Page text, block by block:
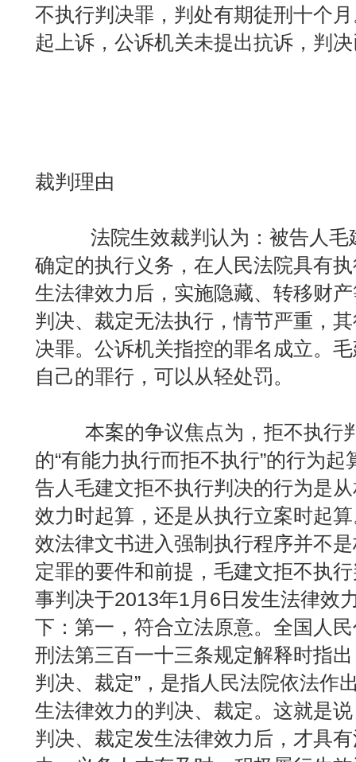
不执行判决罪，判处有期徒刑十个
起上诉，公诉机关未提出抗诉，判
裁判理由
法院生效裁判认为：被告人毛
确定的执行义务，在人民法院具有
生法律效力后，实施隐藏、转移财
判决、裁定无法执行，情节严重，
决罪。公诉机关指控的罪名成立。
自己的罪行，可以从轻处罚。
本案的争议焦点为，拒不执行
的“有能力执行而拒不执行”的行为
告人毛建文拒不执行判决的行为是
效力时起算，还是从执行立案时起
效法律文书进入强制执行程序并不
定罪的要件和前提，毛建文拒不执
事判决于2013年1月6日发生法律效
下：第一，符合立法原意。全国人
刑法第三百一十三条规定解释时指
判决、裁定”，是指人民法院依法作
生法律效力的判决、裁定。这就是
判决、裁定发生法律效力后，才具